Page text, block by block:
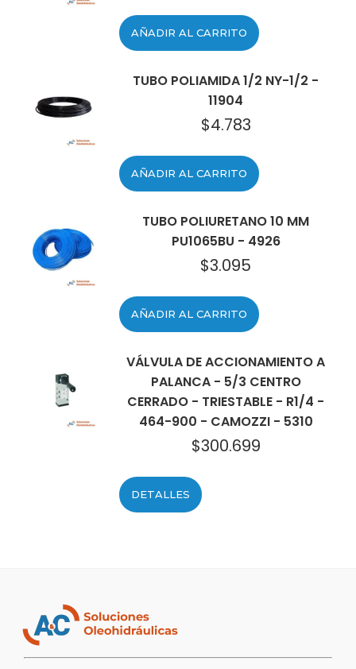
AÑADIR AL CARRITO
TUBO POLIAMIDA 1/2 NY-1/2 -
11904
$4.783
AÑADIR AL CARRITO
TUBO POLIURETANO 10 MM
PU1065BU - 4926
$3.095
AÑADIR AL CARRITO
VÁLVULA DE ACCIONAMIENTO A
PALANCA - 5/3 CENTRO
CERRADO - TRIESTABLE - R1/4 -
464-900 - CAMOZZI - 5310
$300.699
DETALLES